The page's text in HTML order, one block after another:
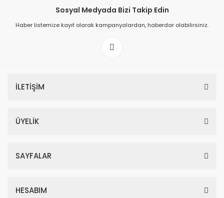
Sosyal Medyada Bizi Takip Edin
Haber listemize kayıt olarak kampanyalardan, haberdar olabilirsiniz.
İLETİŞİM
ÜYELİK
SAYFALAR
HESABIM